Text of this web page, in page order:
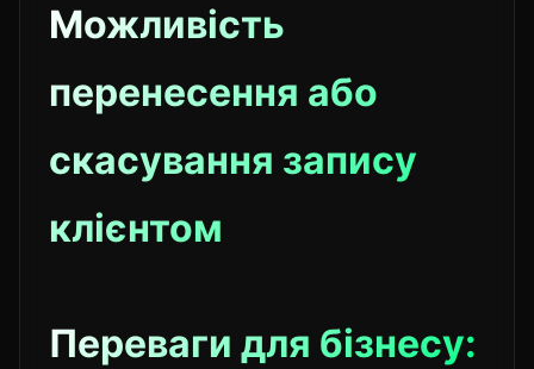
Можливість
перенесення або
скасування запису
клієнтом
Переваги для бізнесу: